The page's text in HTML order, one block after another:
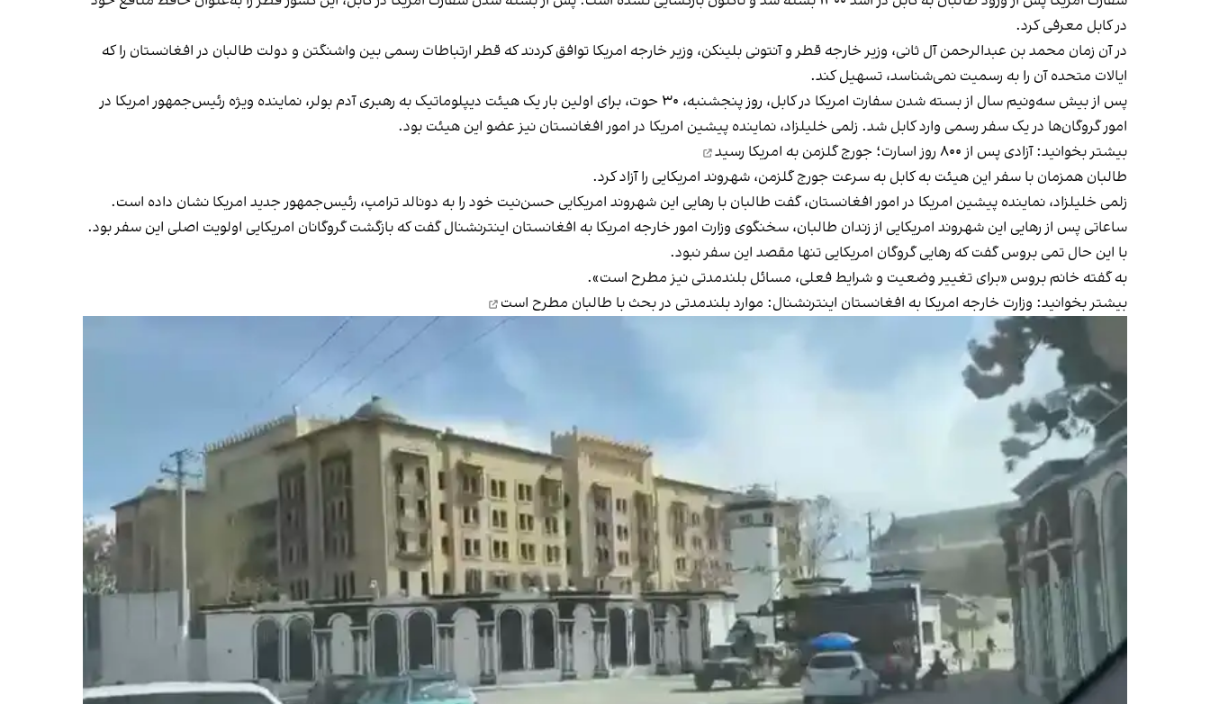
در کابل معرفی کرد.
در آن زمان محمد بن عبدالرحمن آل ثانی، وزیر خارجه قطر و آنتونی بلینکن، وزیر خارجه امریکا توافق کردند که قطر ارتباطات رسمی بین واشنگتن و دولت طالبان در افغانستان را که
ایالات متحده آن را به رسمیت نمی‌شناسد، تسهیل کند.
پس از بیش سه‌ونیم سال از بسته شدن سفارت امریکا در کابل، روز پنجشنبه، ۳۰ حوت، برای اولین بار یک هیئت دیپلوماتیک به رهبری آدم بولر، نماینده ویژه رئیس‌جمهور امریکا در
امور گروگان‌ها در یک سفر رسمی وارد کابل شد. زلمی خلیلزاد، نماینده پیشین امریکا در امور افغانستان نیز عضو این هیئت بود.
بیشتر بخوانید:‌آزادی پس از ۸۰۰ روز اسارت؛ جورج گلزمن به امریکا رسید
طالبان همزمان با سفر این هیئت به کابل به سرعت جورج گلزمن، شهروند امریکایی را آزاد کرد.
زلمی خلیلزاد، نماینده پیشین امریکا در امور افغانستان، گفت طالبان با رهایی این شهروند امریکایی حسن‌نیت خود را به دونالد ترامپ، رئيس‌جمهور جدید امریکا نشان داده است.
ساعاتی پس از رهایی این شهروند امریکایی از زندان طالبان، سخنگوی وزارت امور خارجه امریکا به افغانستان اینترنشنال گفت که بازگشت گروگانان امریکایی‌ اولویت اصلی این سفر بود.
با این حال تمی بروس گفت که رهایی گروگان امریکایی تنها مقصد این سفر نبود.
به گفته خانم بروس «برای تغییر وضعیت و شرایط فعلی، مسائل بلندمدتی نیز مطرح است».
بیشتر بخوانید: وزارت خارجه امریکا به افغانستان اینترنشنال: موارد بلندمدتی در بحث با طالبان مطرح است